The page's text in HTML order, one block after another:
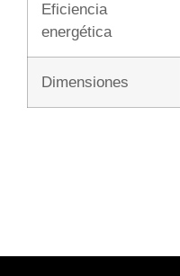
Eficiencia
energética
Dimensiones